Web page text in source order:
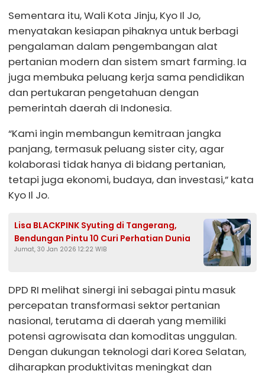
Sementara itu, Wali Kota Jinju, Kyo Il Jo,
menyatakan kesiapan pihaknya untuk berbagi
pengalaman dalam pengembangan alat
pertanian modern dan sistem smart farming. Ia
juga membuka peluang kerja sama pendidikan
dan pertukaran pengetahuan dengan
pemerintah daerah di Indonesia.
“Kami ingin membangun kemitraan jangka
panjang, termasuk peluang sister city, agar
kolaborasi tidak hanya di bidang pertanian,
tetapi juga ekonomi, budaya, dan investasi,” kata
Kyo Il Jo.
Lisa BLACKPINK Syuting di Tangerang,
Bendungan Pintu 10 Curi Perhatian Dunia
Jumat, 30 Jan 2026 12:22 WIB
DPD RI melihat sinergi ini sebagai pintu masuk
percepatan transformasi sektor pertanian
nasional, terutama di daerah yang memiliki
potensi agrowisata dan komoditas unggulan.
Dengan dukungan teknologi dari Korea Selatan,
diharapkan produktivitas meningkat dan